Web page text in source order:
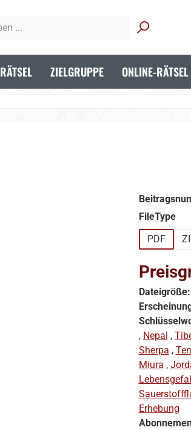
RÄTSEL ZIELGRUPPE ONLINE-RÄTSEL
FileType
PDF
Dateigröße:
, Nepal ,
Sherpa ,
Miura ,
Erhebung